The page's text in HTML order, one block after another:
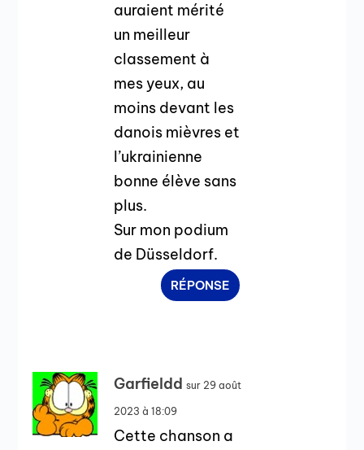
auraient mérité
un meilleur
classement à
mes yeux, au
moins devant les
danois mièvres et
l’ukrainienne
bonne élève sans
plus.
Sur mon podium
de Düsseldorf.
RÉPONSE
Garfieldd sur 29 août
2023 à 18:09
Cette chanson a